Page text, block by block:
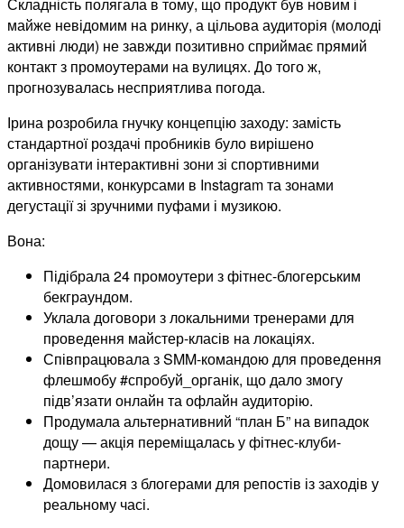
майже невідомим на ринку, а цільова аудиторія (молоді
активні люди) не завжди позитивно сприймає прямий
контакт з промоутерами на вулицях. До того ж,
прогнозувалась несприятлива погода.
Ірина розробила гнучку концепцію заходу: замість
стандартної роздачі пробників було вирішено
організувати інтерактивні зони зі спортивними
активностями, конкурсами в Instagram та зонами
дегустації зі зручними пуфами і музикою.
Вона:
Підібрала 24 промоутери з фітнес-блогерським
бекграундом.
Уклала договори з локальними тренерами для
проведення майстер-класів на локаціях.
Співпрацювала з SMM-командою для проведення
флешмобу #спробуй_органік, що дало змогу
підв’язати онлайн та офлайн аудиторію.
Продумала альтернативний “план Б” на випадок
дощу — акція переміщалась у фітнес-клуби-
партнери.
Домовилася з блогерами для репостів із заходів у
реальному часі.